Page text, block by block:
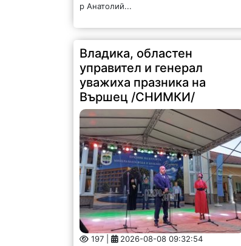
р Анатолий...
Владика, областен
управител и генерал
уважиха празника на
Вършец /СНИМКИ/
197 | 2026-08-08 09:32:54